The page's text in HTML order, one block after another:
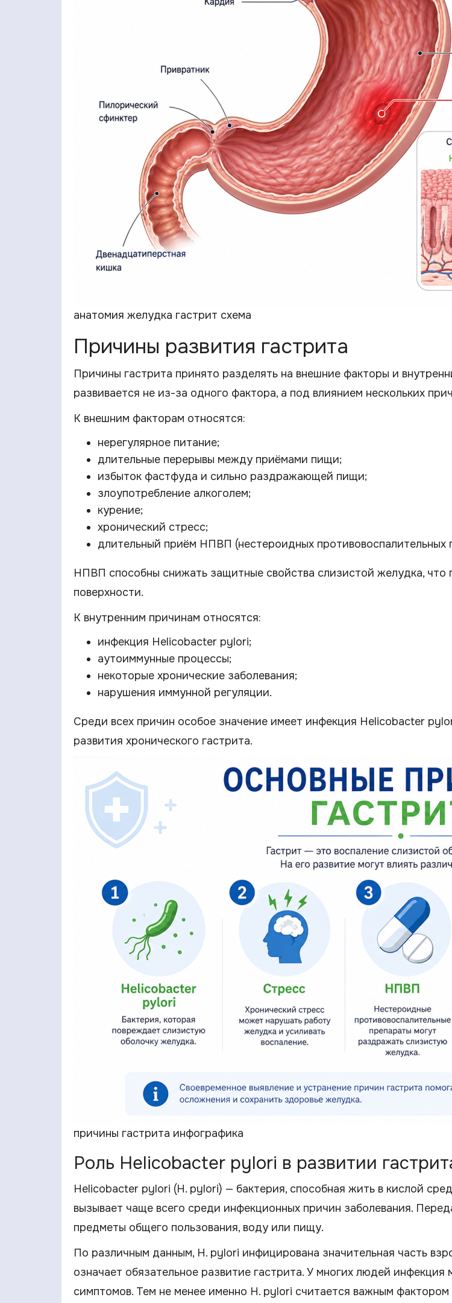
анатомия желудка гастрит схема
Причины развития гастрита
Причины гастрита принято разделять на внешние факторы и
развивается не из-за одного фактора, а под влиянием нескольких
К внешним факторам относятся:
нерегулярное питание;
длительные перерывы между приёмами пищи;
избыток фастфуда и сильно раздражающей пищи;
злоупотребление алкоголем;
курение;
хронический стресс;
длительный приём НПВП (нестероидных противовоспалительных
НПВП способны снижать защитные свойства слизистой желудка, что
поверхности.
К внутренним причинам относятся:
инфекция Helicobacter pylori;
аутоиммунные процессы;
некоторые хронические заболевания;
нарушения иммунной регуляции.
Среди всех причин особое значение имеет инфекция Helicobacter
развития хронического гастрита.
причины гастрита инфографика
Роль Helicobacter pylori в развитии
Helicobacter pylori (H. pylori) — бактерия, способная жить в кислой
вызывает чаще всего среди инфекционных причин заболевания.
предметы общего пользования, воду или пищу.
По различным данным, H. pylori инфицирована значительная часть
означает обязательное развитие гастрита. У многих людей
симптомов. Тем не менее именно H. pylori считается важным